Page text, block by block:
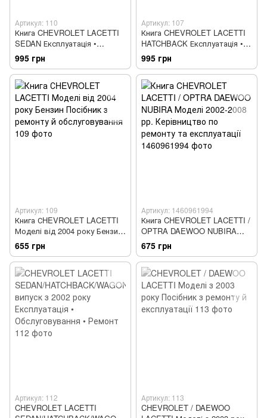
Артикул: 110
Книга CHEVROLET LACETTI
SEDAN Експлуатація •
Обслуговування • Ремонт
Кольорові фотографії
995 грн
Артикул: 107
Книга CHEVROLET LACETTI
HATCHBACK Експлуатація •
Обслуговування • Ремонт
Кольорове видання
995 грн
Артикул: 109
Книга СHEVROLET LACETTI
Моделі від 2004 року Бензин
Посібник з ремонту й
обслуговування
655 грн
Артикул: 1460961994
Книга CHEVROLET LACETTI /
OPTRA DAEWOO NUBIRA
Моделі 2002-2008 рр.
Керівництво по ремонту та
експлуатації
675 грн
Артикул: 112
CHEVROLET LACETTI
Артикул: 113
CHEVROLET / DAEWOO